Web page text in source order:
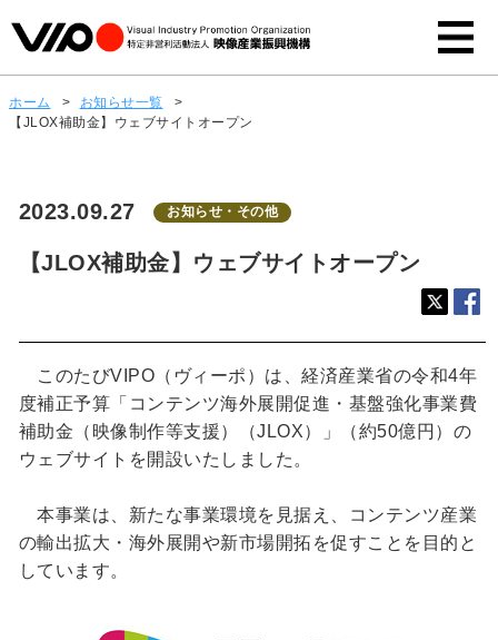
ホーム > お知らせ一覧
>
【JLOX補助金】ウェブサイトオープン
2023.09.27 お知らせ・その他
【JLOX補助金】ウェブサイトオープン
このたびVIPO（ヴィーポ）は、経済産業省の令和4年
度補正予算「コンテンツ海外展開促進・基盤強化事業費
補助金（映像制作等支援）（JLOX）」（約50億円）の
ウェブサイトを開設いたしました。
本事業は、新たな事業環境を見据え、コンテンツ産業
の輸出拡大・海外展開や新市場開拓を促すことを目的と
しています。